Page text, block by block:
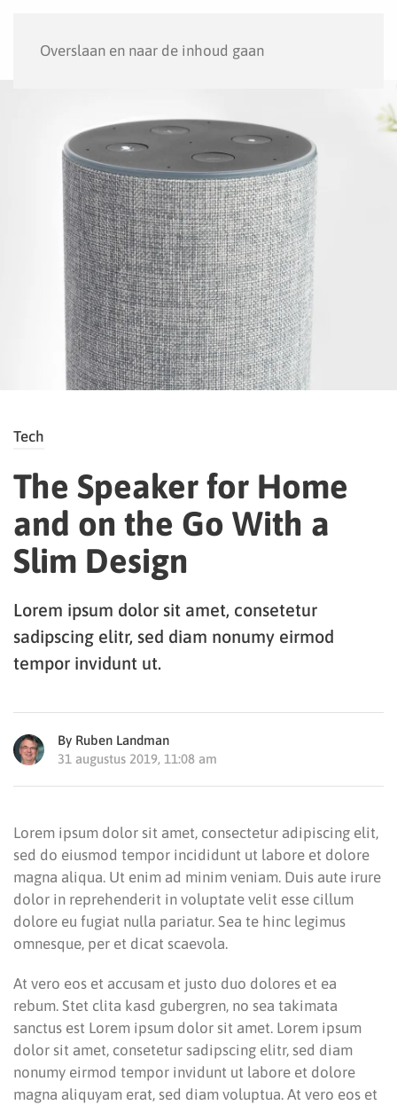
Overslaan en naar de inhoud gaan
Tech
The Speaker for Home
and on the Go With a
Slim Design
Lorem ipsum dolor sit amet, consetetur
sadipscing elitr, sed diam nonumy eirmod
tempor invidunt ut.
By Ruben Landman
31 augustus 2019, 11:08 am
Lorem ipsum dolor sit amet, consectetur adipiscing elit,
sed do eiusmod tempor incididunt ut labore et dolore
magna aliqua. Ut enim ad minim veniam. Duis aute irure
dolor in reprehenderit in voluptate velit esse cillum
dolore eu fugiat nulla pariatur. Sea te hinc legimus
omnesque, per et dicat scaevola.
At vero eos et accusam et justo duo dolores et ea
rebum. Stet clita kasd gubergren, no sea takimata
sanctus est Lorem ipsum dolor sit amet. Lorem ipsum
dolor sit amet, consetetur sadipscing elitr, sed diam
nonumy eirmod tempor invidunt ut labore et dolore
magna aliquyam erat, sed diam voluptua. At vero eos et